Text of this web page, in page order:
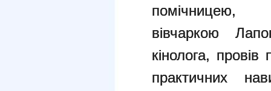
вівчаркою
кінолога, провів
практичних